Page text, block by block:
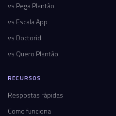
vs Pega Plantão
vs Escala App
vs Doctorid
vs Quero Plantão
RECURSOS
Respostas rápidas
Como funciona